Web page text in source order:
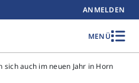
ANMELDEN
MENÜ
sich auch im neuen Jahr in Horn